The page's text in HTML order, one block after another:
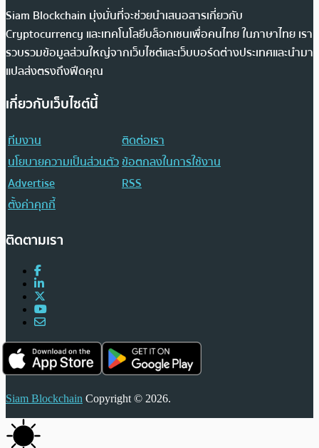
Siam Blockchain มุ่งมั่นที่จะช่วยนำเสนอสารเกี่ยวกับ
Cryptocurrency และเทคโนโลยีบล็อกเชนเพื่อคนไทย ในภาษาไทย เรา
รวบรวมข้อมูลส่วนใหญ่จากเว็บไซต์และเว็บบอร์ดต่างประเทศและนำมา
แปลส่งตรงถึงฟีดคุณ
เกี่ยวกับเว็บไซต์นี้
ทีมงาน
ติดต่อเรา
นโยบายความเป็นส่วนตัวข้อตกลงในการใช้งาน
Advertise
RSS
ตั้งค่าคุกกี้
ติดตามเรา
Siam Blockchain Copyright © 2026.